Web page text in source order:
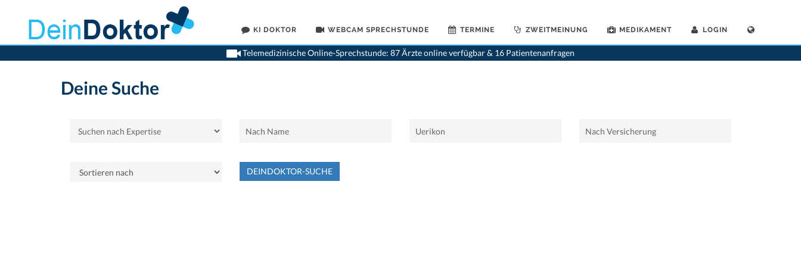
KI DOKTOR WEBCAM SPRECHSTUNDE TERMINE ZWEITMEINUNG MEDIKAMENT LOGIN
Telemedizinische Online-Sprechstunde: 87 Ärzte online verfügbar & 16 Patientenanfragen
>Home>Uerikon
Deine Suche
DEINDOKTOR-SUCHE